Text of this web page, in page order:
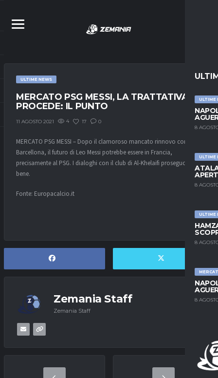
ULTIME
8
ULTIME
8
ULTIME
8
8
ULTIME NEWS
MERCATO PSG MESSI, LA TRATTATIVA
PROCEDE: IL PUNTO
11 AGOSTO 2021 4 17 0
MERCATO PSG MESSI – Dopo il clamoroso mancato rinnovo con il
Barcellona, il futuro di Leo Messi potrebbe essere in Francia,
precisamente al PSG. I dialoghi con il club di Al-Khelaifi proseguono
bene.
Fonte: Europacalcio.it
Zemania Staff
Zemania Staff